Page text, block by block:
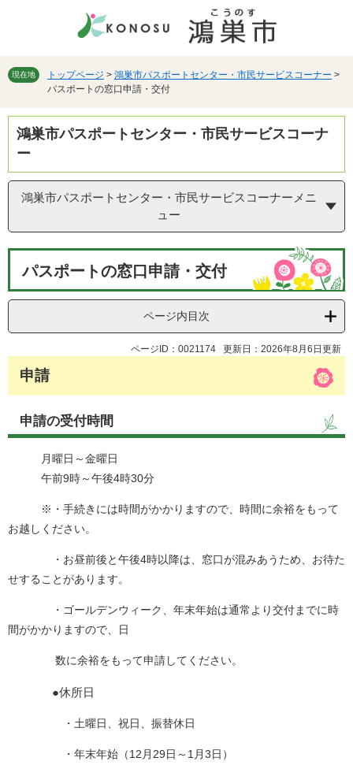
先
す。
を
文
現在地 トップページ > 鴻巣市パスポートセンター・市民サービスコーナー >
パスポートの窓口申請・交付
鴻巣市パスポートセンター・市民サービスコーナ
ー
鴻巣市パスポートセンター・市民サービスコーナーメニ
ュー
パスポートの窓口申請・交付
ページ内目次
ページID：0021174 更新日：2026年8月6日更新
申請
申請の受付時間
月曜日～金曜日
午前9時～午後4時30分
※・手続きには時間がかかりますので、時間に余裕をもって
お越しください。
・お昼前後と午後4時以降は、窓口が混みあうため、お待た
せすることがあります。
・ゴールデンウィーク、年末年始は通常より交付までに時
間がかかりますので、日
数に余裕をもって申請してください。
●休所日
・土曜日、祝日、振替休日
・年末年始（12月29日～1月3日）